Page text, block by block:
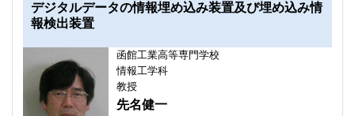
デジタルデータの情報埋め込み装置及び埋め込み情
報検出装置
函館工業高等専門学校
情報工学科
教授
先名健一